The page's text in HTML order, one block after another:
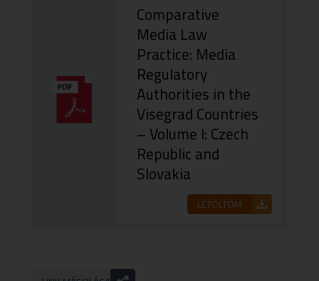
Comparative
Media Law
Practice: Media
Regulatory
Authorities in the
Visegrad Countries
– Volume I: Czech
Republic and
Slovakia
LETÖLTÖM